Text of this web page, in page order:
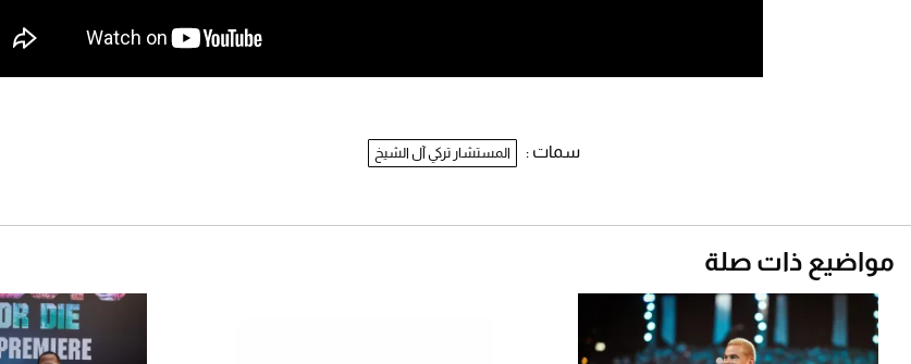
سمات : المستشار تركي آل الشيخ
مواضيع ذات صلة